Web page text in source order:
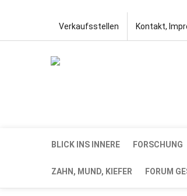
Verkaufsstellen Kontakt,
BLICK INS INNERE FORSCHUNG
ZAHN, MUND, KIEFER FORUM